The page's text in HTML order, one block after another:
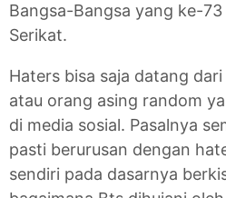
Bangsa-Bangsa yang ke-
Serikat.
Haters bisa saja datang
atau orang asing random
di media sosial. Pasalnya
pasti berurusan dengan
sendiri pada dasarnya